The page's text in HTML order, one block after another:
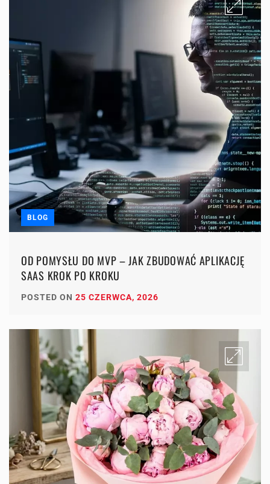
BLOG
OD POMYSŁU DO MVP – JAK ZBUDOWAĆ APLIKACJĘ
SAAS KROK PO KROKU
POSTED ON 25 CZERWCA, 2026